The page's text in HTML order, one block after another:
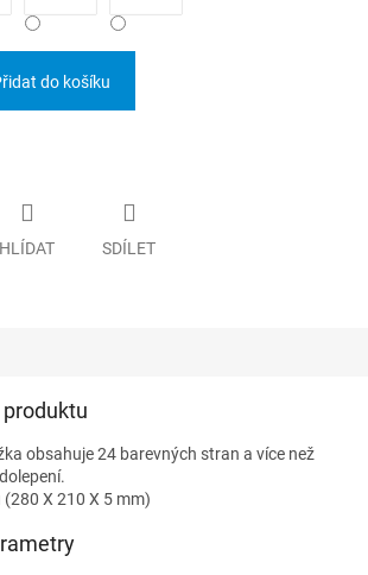
do košíku
HLÍDAT SDÍLET
obsahuje 24 barevných stran a více než
X 210 X 5 mm)